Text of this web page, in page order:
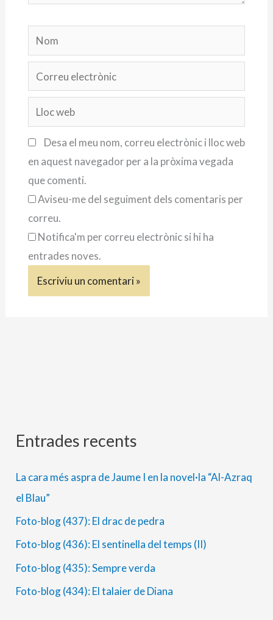
Nom
Correu
electrònic
Lloc
web
Desa el meu nom, correu electrònic i lloc web
en aquest navegador per a la pròxima vegada
que comenti.
Aviseu-me del seguiment dels comentaris per
correu.
Notifica'm per correu electrònic si hi ha
entrades noves.
Entrades recents
La cara més aspra de Jaume I en la novel·la “Al-Azraq
el Blau”
Foto-blog (437): El drac de pedra
Foto-blog (436): El sentinella del temps (II)
Foto-blog (435): Sempre verda
Foto-blog (434): El talaier de Diana
A
x
i
u
s
C
t
e
g
o
r
i